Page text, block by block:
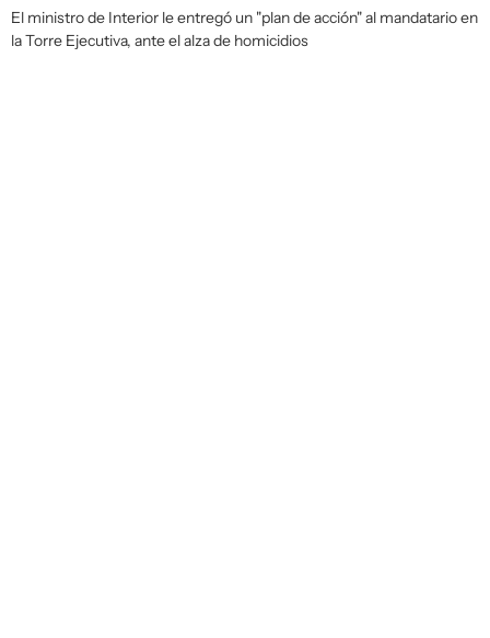
El ministro de Interior le entregó un "plan de acción" al mandatario en
la Torre Ejecutiva, ante el alza de homicidios